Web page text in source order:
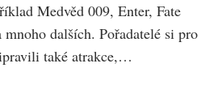
Medvěd 009, Enter, Fate
dalších. Pořadatelé si pro
také atrakce,…